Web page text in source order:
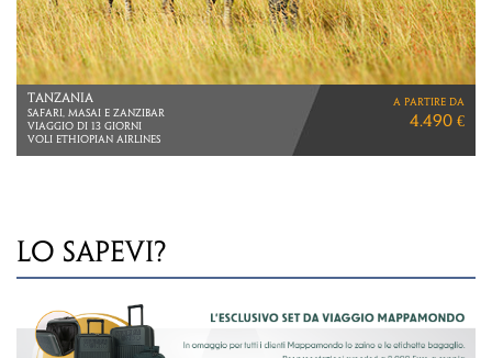
POLINESIA
VIAGGIO DI 15 GIORNI
Tahiti > Moorea > Taha’a > Bora Bora
a partire da
LO SAPEVI?